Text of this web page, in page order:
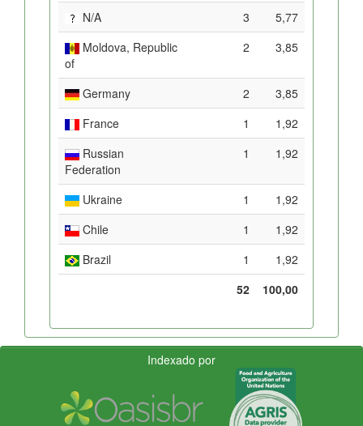
N/A
3
5,77
Moldova, Republic
of
2 3,85
Germany 2
3,85
France
1
1,92
Russian
Federation
1 1,92
Ukraine 1
1,92
Chile
1
1,92
Brazil
1
1,92
52
100,00
Indexado por